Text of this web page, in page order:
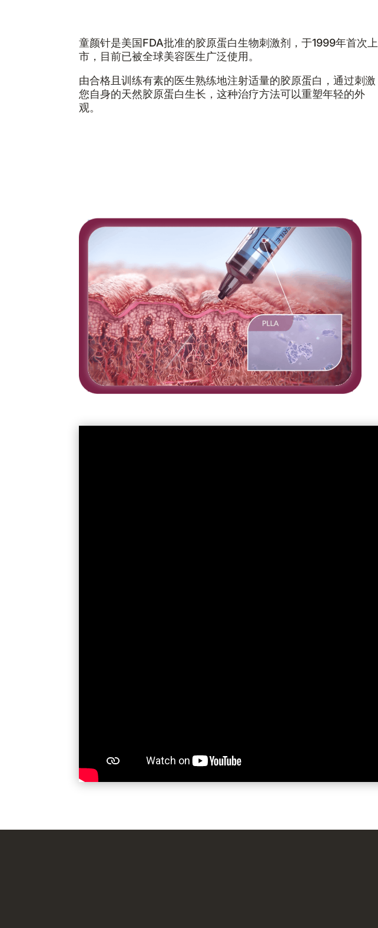
童颜针是美国FDA批准的胶原蛋白生物刺激剂，于1999年首次上
市，目前已被全球美容医生广泛使用。
由合格且训练有素的医生熟练地注射适量的胶原蛋白，通过刺激
您自身的天然胶原蛋白生长，这种治疗方法可以重塑年轻的外
观。